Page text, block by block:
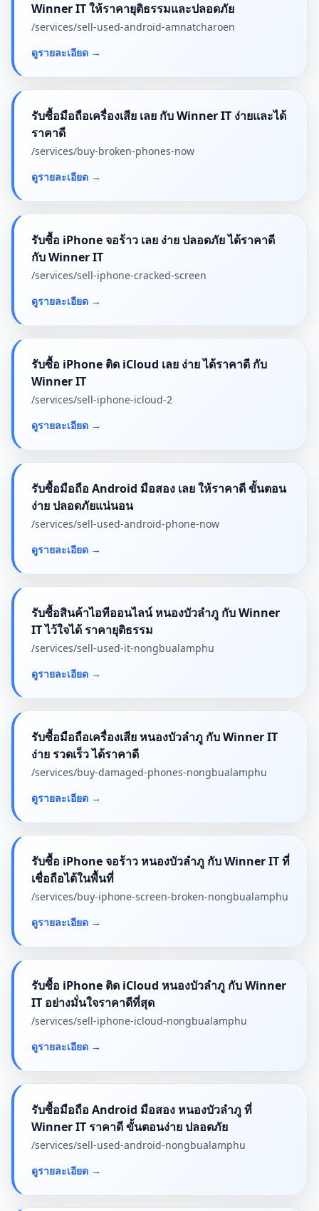
Winner IT ให้ราคายุติธรรมและปลอดภัย
/services/sell-used-android-amnatcharoen
ดูรายละเอียด →
รับซื้อมือถือเครื่องเสีย เลย กับ Winner IT ง่ายและได้
ราคาดี
/services/buy-broken-phones-now
ดูรายละเอียด →
รับซื้อ iPhone จอร้าว เลย ง่าย ปลอดภัย ได้ราคาดี
กับ Winner IT
/services/sell-iphone-cracked-screen
ดูรายละเอียด →
รับซื้อ iPhone ติด iCloud เลย ง่าย ได้ราคาดี กับ
Winner IT
/services/sell-iphone-icloud-2
ดูรายละเอียด →
รับซื้อมือถือ Android มือสอง เลย ให้ราคาดี ขั้นตอน
ง่าย ปลอดภัยแน่นอน
/services/sell-used-android-phone-now
ดูรายละเอียด →
รับซื้อสินค้าไอทีออนไลน์ หนองบัวลำภู กับ Winner
IT ไว้ใจได้ ราคายุติธรรม
/services/sell-used-it-nongbualamphu
ดูรายละเอียด →
รับซื้อมือถือเครื่องเสีย หนองบัวลำภู กับ Winner IT
ง่าย รวดเร็ว ได้ราคาดี
/services/buy-damaged-phones-nongbualamphu
ดูรายละเอียด →
รับซื้อ iPhone จอร้าว หนองบัวลำภู กับ Winner IT ที่
เชื่อถือได้ในพื้นที่
/services/buy-iphone-screen-broken-nongbualamphu
ดูรายละเอียด →
รับซื้อ iPhone ติด iCloud หนองบัวลำภู กับ Winner
IT อย่างมั่นใจราคาดีที่สุด
/services/sell-iphone-icloud-nongbualamphu
ดูรายละเอียด →
รับซื้อมือถือ Android มือสอง หนองบัวลำภู ที่
Winner IT ราคาดี ขั้นตอนง่าย ปลอดภัย
/services/sell-used-android-nongbualamphu
ดูรายละเอียด →